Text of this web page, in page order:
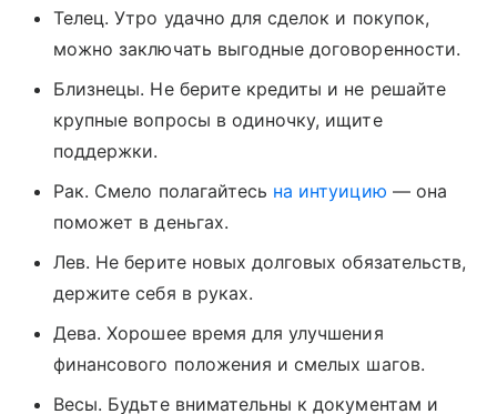
Телец. Утро удачно для сделок и покупок,
можно заключать выгодные договоренности.
Близнецы. Не берите кредиты и не решайте
крупные вопросы в одиночку, ищите
поддержки.
Рак. Смело полагайтесь на интуицию — она
поможет в деньгах.
Лев. Не берите новых долговых обязательств,
держите себя в руках.
Дева. Хорошее время для улучшения
финансового положения и смелых шагов.
Весы. Будьте внимательны к документам и